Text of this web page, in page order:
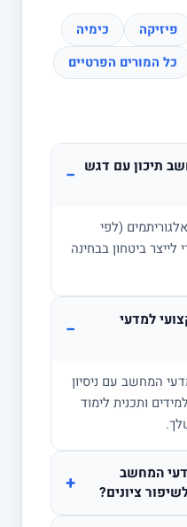
פיזיקה
כימיה
כל המורים הפרטיים
תיכון עם דגש −
(לפי
ביטחון בבחינה
למדעי
−
המחשב עם ניסיון
ותכנית לימוד
המחשב
ציונים?
+